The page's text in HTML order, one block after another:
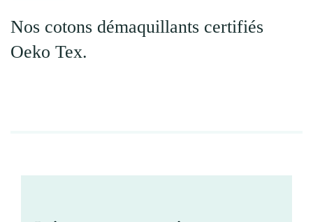
Nos cotons démaquillants certifiés
Oeko Tex.